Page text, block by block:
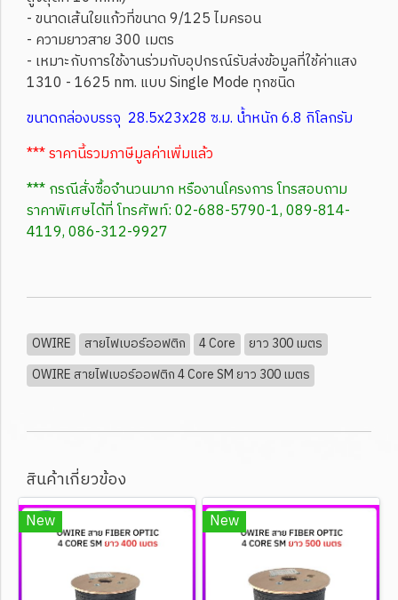
- ขนาดเส้นใยแก้วที่ขนาด 9/125 ไมครอน
- ความยาวสาย 300 เมตร
- เหมาะกับการใช้งานร่วมกับอุปกรณ์รับส่งข้อมูลที่ใช้ค่าแสง
1310 - 1625 nm. แบบ Single Mode ทุกชนิด
ขนาดกล่องบรรจุ 28.5x23x28 ซ.ม. น้ำหนัก 6.8 กิโลกรัม
*** ราคานี้รวมภาษีมูลค่าเพิ่มแล้ว
*** กรณีสั่งซื้อจำนวนมาก หรืองานโครงการ โทรสอบถาม
ราคาพิเศษได้ที่ โทรศัพท์: 02-688-5790-1, 089-814-
4119, 086-312-9927
OWIRE สายไฟเบอร์ออฟติก 4 Core
ยาว 300 เมตร
OWIRE สายไฟเบอร์ออฟติก 4 Core SM ยาว 300 เมตร
สินค้าเกี่ยวข้อง
New New